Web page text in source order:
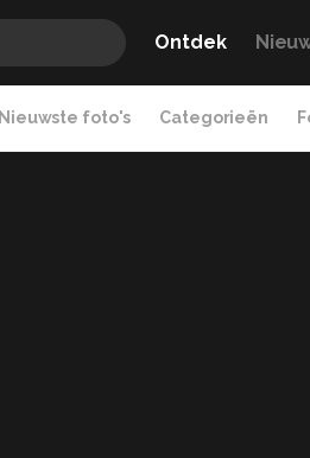
Ontdek
Nieuwste foto's Categorieën